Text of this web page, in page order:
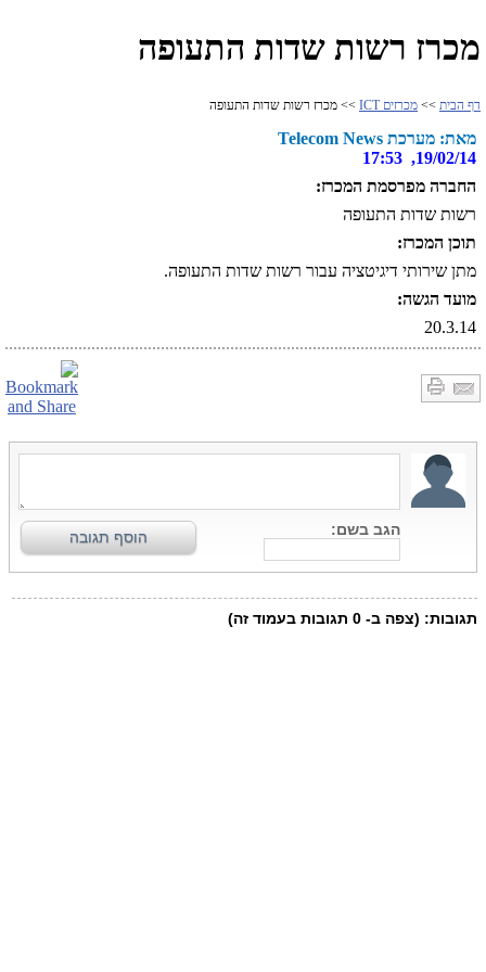
מכרז רשות שדות התעופה
דף הבית >> מכרזים ICT >> מכרז רשות שדות התעופה
מאת: מערכת Telecom News
19/02/14, 17:53
החברה מפרסמת המכרז:
רשות שדות התעופה
תוכן המכרז:
מתן שירותי דיגיטציה עבור רשות שדות התעופה.
מועד הגשה:
20.3.14